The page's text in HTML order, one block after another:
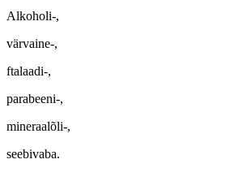
Alkoholi-,
värvaine-,
ftalaadi-,
parabeeni-,
mineraalõli-,
seebivaba.